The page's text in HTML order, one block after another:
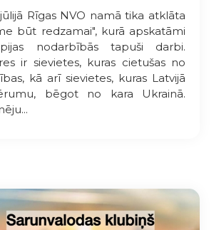
Rīgas NVO namā tika atklāta
būt redzamai", kurā apskatāmi
nodarbībās tapuši darbi.
ir sievietes, kuras cietušas no
kā arī sievietes, kuras Latvijā
bēgot no kara Ukrainā.